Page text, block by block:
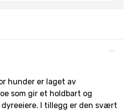
hunder er laget av
som gir et holdbart og
I tillegg er den svært